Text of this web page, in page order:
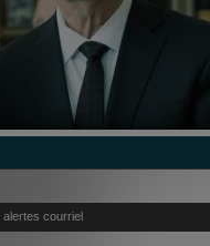
alertes courriel